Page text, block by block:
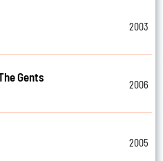
2003
Gents
2006
2005